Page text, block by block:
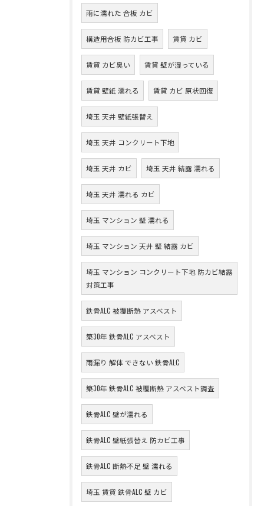
雨に濡れた 合板 カビ
構造用合板 防カビ工事 賃貸 カビ
賃貸 カビ臭い 賃貸 壁が湿っている
賃貸 壁紙 濡れる 賃貸 カビ 原状回復
埼玉 天井 壁紙張替え
埼玉 天井 コンクリート下地
埼玉 天井 カビ 埼玉 天井 結露 濡れる
埼玉 天井 濡れる カビ
埼玉 マンション 壁 濡れる
埼玉 マンション 天井 壁 結露 カビ
埼玉 マンション コンクリート下地 防カビ結露
対策工事
鉄骨ALC 被覆断熱 アスベスト
築30年 鉄骨ALC アスベスト
雨漏り 解体 できない 鉄骨ALC
築30年 鉄骨ALC 被覆断熱 アスベスト調査
鉄骨ALC 壁が濡れる
鉄骨ALC 壁紙張替え 防カビ工事
鉄骨ALC 断熱不足 壁 濡れる
埼玉 賃貸 鉄骨ALC 壁 カビ